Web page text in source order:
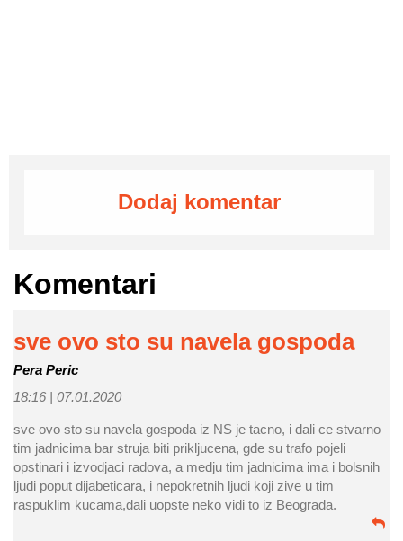
Dodaj komentar
Komentari
sve ovo sto su navela gospoda
Pera Peric
18:16 | 07.01.2020
sve ovo sto su navela gospoda iz NS je tacno, i dali ce stvarno
tim jadnicima bar struja biti prikljucena, gde su trafo pojeli
opstinari i izvodjaci radova, a medju tim jadnicima ima i bolsnih
ljudi poput dijabeticara, i nepokretnih ljudi koji zive u tim
raspuklim kucama,dali uopste neko vidi to iz Beograda.